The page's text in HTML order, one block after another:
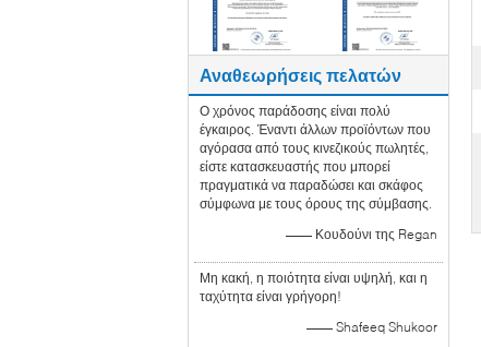
Αναθεωρήσεις πελατών
Ο χρόνος παράδοσης είναι πολύ
έγκαιρος. Έναντι άλλων προϊόντων που
αγόρασα από τους κινεζικούς πωλητές,
είστε κατασκευαστής που μπορεί
πραγματικά να παραδώσει και σκάφος
σύμφωνα με τους όρους της σύμβασης.
—— Κουδούνι της Regan
Μη κακή, η ποιότητα είναι υψηλή, και η
ταχύτητα είναι γρήγορη!
—— Shafeeq Shukoor